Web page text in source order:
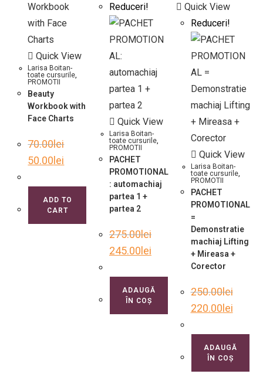
Quick View
Larisa Boitan-
toate cursurile
PROMOTII
Beauty
Workbook with
Face Charts
70.00lei
50.00lei
ADD TO
CART
Reduceri!
Quick View
Larisa Boitan-
toate cursurile,
PROMOTII
PACHET
PROMOTIONAL
: automachiaj
partea 1 +
partea 2
275.00lei
245.00lei
ADAUGĂ
ÎN COȘ
Quick View
Reduceri!
Quick View
Larisa Boitan-
toate cursurile,
PROMOTII
PACHET
PROMOTIONAL
=
Demonstratie
machiaj Lifting
+ Mireasa +
Corector
250.00lei
220.00lei
ADAUGĂ
ÎN COȘ